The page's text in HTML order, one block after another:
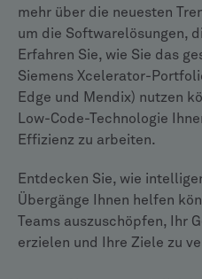
mehr über die neuesten
um die Softwarelösungen,
Erfahren Sie, wie Sie das
Siemens Xcelerator-
Edge und Mendix) nutzen
Low-Code-Technologie
Effizienz zu arbeiten.
Entdecken Sie, wie
Übergänge Ihnen helfen
Teams auszuschöpfen, Ihr
erzielen und Ihre Ziele zu